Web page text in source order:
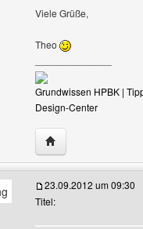
Viele Grüße,
Theo
Grundwissen HPBK |
Design-Center
Website dieses
23.09.2012 um 09:30
Titel: